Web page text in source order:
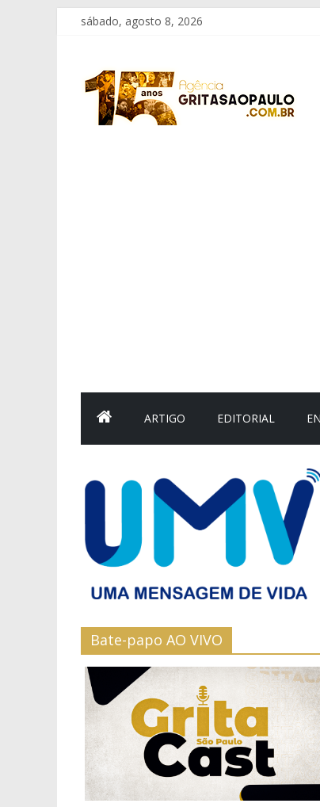
Pular
conteúdo
sábado, agosto 8, 2026
Grita
São
ARTIGO EDITORIAL
Bate-papo AO VIVO